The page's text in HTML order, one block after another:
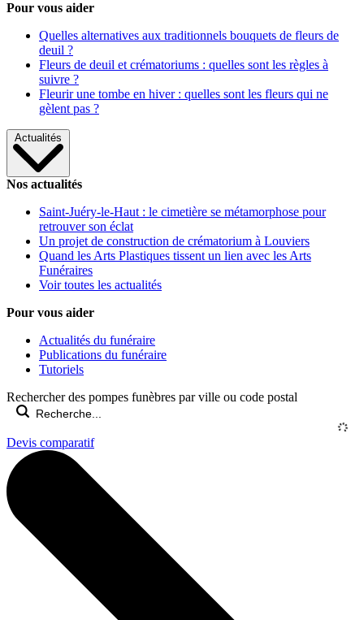
Pour vous aider
Quelles alternatives aux traditionnels bouquets de fleurs de
deuil ?
Fleurs de deuil et crématoriums : quelles sont les règles à
suivre ?
Fleurir une tombe en hiver : quelles sont les fleurs qui ne
gèlent pas ?
Actualités
Nos actualités
Saint-Juéry-le-Haut : le cimetière se métamorphose pour
retrouver son éclat
Un projet de construction de crématorium à Louviers
Quand les Arts Plastiques tissent un lien avec les Arts
Funéraires
Voir toutes les actualités
Pour vous aider
Actualités du funéraire
Publications du funéraire
Tutoriels
Rechercher des pompes funèbres par ville ou code postal
Devis comparatif